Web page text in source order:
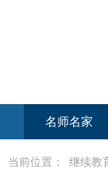
名师名家
当前位置： 继续教